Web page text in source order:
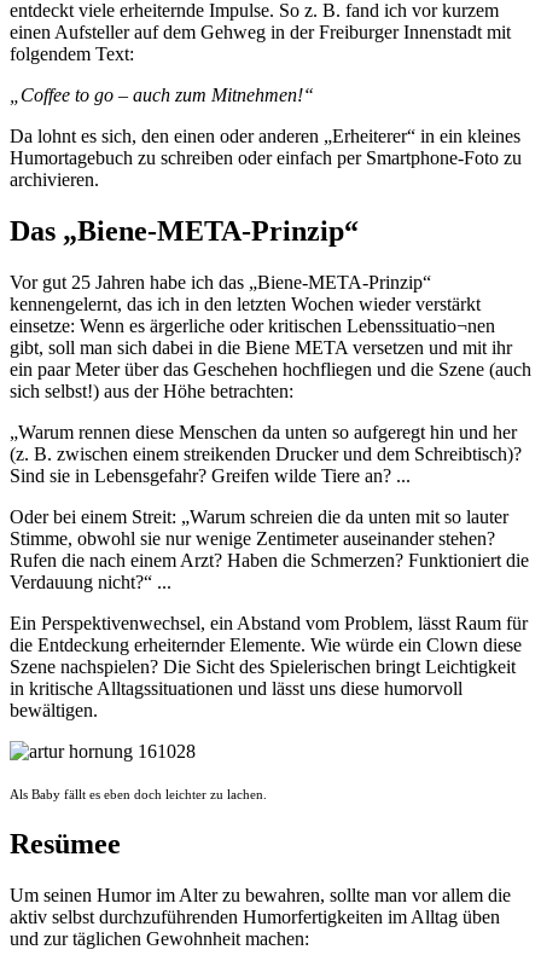
entdeckt viele erheiternde Impulse. So z. B. fand ich vor kurzem
einen Aufsteller auf dem Gehweg in der Freiburger Innenstadt mit
folgendem Text:
„Coffee to go – auch zum Mitnehmen!“
Da lohnt es sich, den einen oder anderen „Erheiterer“ in ein kleines
Humortagebuch zu schreiben oder einfach per Smartphone-Foto zu
archivieren.
Das „Biene-META-Prinzip“
Vor gut 25 Jahren habe ich das „Biene-META-Prinzip“
kennengelernt, das ich in den letzten Wochen wieder verstärkt
einsetze: Wenn es ärgerliche oder kritischen Lebenssituatio¬nen
gibt, soll man sich dabei in die Biene META versetzen und mit ihr
ein paar Meter über das Geschehen hochfliegen und die Szene (auch
sich selbst!) aus der Höhe betrachten:
„Warum rennen diese Menschen da unten so aufgeregt hin und her
(z. B. zwischen einem streikenden Drucker und dem Schreibtisch)?
Sind sie in Lebensgefahr? Greifen wilde Tiere an? ...
Oder bei einem Streit: „Warum schreien die da unten mit so lauter
Stimme, obwohl sie nur wenige Zentimeter auseinander stehen?
Rufen die nach einem Arzt? Haben die Schmerzen? Funktioniert die
Verdauung nicht?“ ...
Ein Perspektivenwechsel, ein Abstand vom Problem, lässt Raum für
die Entdeckung erheiternder Elemente. Wie würde ein Clown diese
Szene nachspielen? Die Sicht des Spielerischen bringt Leichtigkeit
in kritische Alltagssituationen und lässt uns diese humorvoll
bewältigen.
Als Baby fällt es eben doch leichter zu lachen.
Resümee
Um seinen Humor im Alter zu bewahren, sollte man vor allem die
aktiv selbst durchzuführenden Humorfertigkeiten im Alltag üben
und zur täglichen Gewohnheit machen: